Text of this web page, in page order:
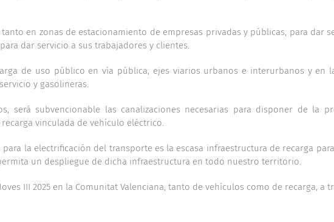
en zonas de estacionamiento de empresas privadas y públicas, para dar
dar servicio a sus trabajadores y clientes.
de uso público en vía pública, ejes viarios urbanos e interurbanos y en
y gasolineras.
será subvencionable las canalizaciones necesarias para disponer de la
vinculada de vehículo eléctrico.
la electrificación del transporte es la escasa infraestructura de recarga
un despliegue de dicha infraestructura en todo nuestro territorio.
III 2025 en la Comunitat Valenciana, tanto de vehículos como de recarga, a